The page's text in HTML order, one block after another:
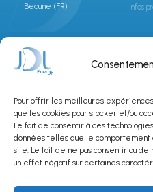
Pour offrir les meilleures
que les cookies pour stocker et/ou
Le fait de consentir à ces
données telles que le comportement
site. Le fait de ne pas consentir ou
un effet négatif sur certaines
Beaune (FR)
Infos
ABONNEZ-VOUS À LA